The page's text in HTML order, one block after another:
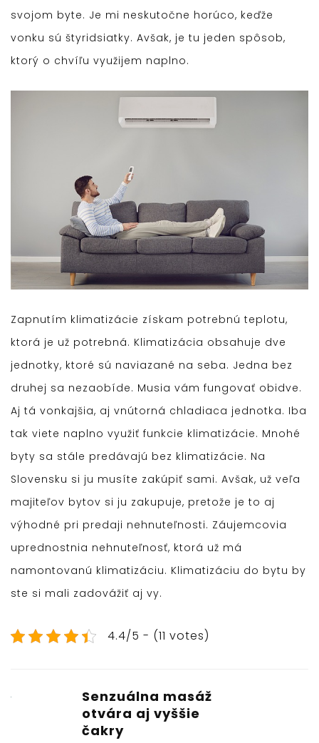
svojom byte. Je mi neskutočne horúco, keďže
vonku sú štyridsiatky. Avšak, je tu jeden spôsob,
ktorý o chvíľu využijem naplno.
Zapnutím klimatizácie získam potrebnú teplotu,
ktorá je už potrebná. Klimatizácia obsahuje dve
jednotky, ktoré sú naviazané na seba. Jedna bez
druhej sa nezaobíde. Musia vám fungovať obidve.
Aj tá vonkajšia, aj vnútorná chladiaca jednotka. Iba
tak viete naplno využiť funkcie klimatizácie. Mnohé
byty sa stále predávajú bez klimatizácie. Na
Slovensku si ju musíte zakúpiť sami. Avšak, už veľa
majiteľov bytov si ju zakupuje, pretože je to aj
výhodné pri predaji nehnuteľnosti. Záujemcovia
uprednostnia nehnuteľnosť, ktorá už má
namontovanú klimatizáciu. Klimatizáciu do bytu by
ste si mali zadovážiť aj vy.
4.4/5 - (11 votes)
Senzuálna masáž
otvára aj vyššie
čakry